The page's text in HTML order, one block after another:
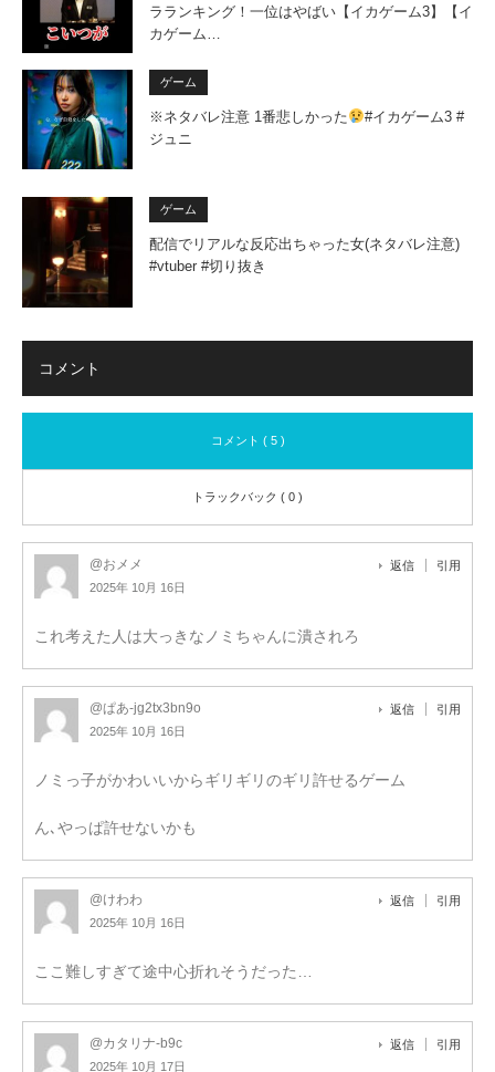
ラランキング！一位はやばい【イカゲーム3】【イ
カゲーム…
ゲーム
※ネタバレ注意 1番悲しかった
#イカゲーム3 #
ジュニ
ゲーム
配信でリアルな反応出ちゃった女(ネタバレ注意)
#vtuber #切り抜き
コメント
コメント ( 5 )
トラックバック ( 0 )
@おメメ
2025年 10月 16日
返信 引用
これ考えた人は大っきなノミちゃんに潰されろ
@ぱあ-jg2tx3bn9o
2025年 10月 16日
返信 引用
ノミっ子がかわいいからギリギリのギリ許せるゲーム
ん､やっぱ許せないかも
@けわわ
2025年 10月 16日
返信 引用
ここ難しすぎて途中心折れそうだった…
@カタリナ-b9c
2025年 10月 17日
返信 引用